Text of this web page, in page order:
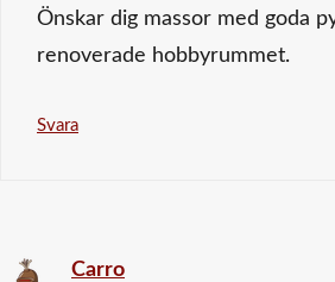
Önskar dig massor med goda
renoverade hobbyrummet.
Svara
Carro